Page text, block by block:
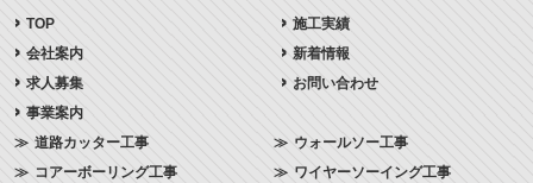
TOP
施工実績
会社案内
新着情報
事業案内
道路カッター工事
コアーボーリング工事
ウォールソー工事
ワイヤーソーイング工事
求人募集 お問い合わせ